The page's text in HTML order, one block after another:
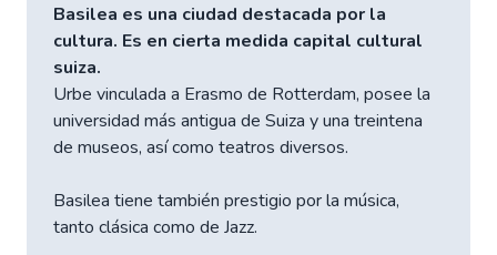
Basilea es una ciudad destacada por la
cultura. Es en cierta medida capital cultural
suiza.
Urbe vinculada a Erasmo de Rotterdam, posee la
universidad más antigua de Suiza y una treintena
de museos, así como teatros diversos.
Basilea tiene también prestigio por la música,
tanto clásica como de Jazz.